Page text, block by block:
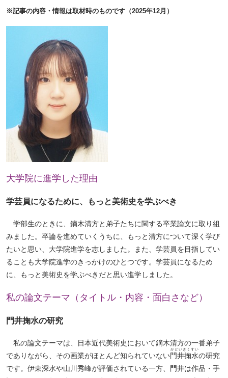
※記事の内容・情報は取材時のものです（2025年12月）
大学院に進学した理由
学芸員になるために、もっと美術史を学ぶべき
学部生のときに、鏑木清方と弟子たちに関する卒業論文に取り組
みました。卒論を進めていくうちに、もっと清方について深く学び
たいと思い、大学院進学を志しました。また、学芸員を目指してい
ることも大学院進学のきっかけのひとつです。学芸員になるため
に、もっと美術史を学ぶべきだと思い進学しました。
私の論文テーマ（タイトル・内容・面白さなど）
門井掬水の研究
私の論文テーマは、日本近代美術史において鏑木清方の一番弟子
でありながら、その画業がほとんど知られていない門井掬水
かどいきくすい
の研究
です。伊東深水や山川秀峰が評価されている一方、門井は作品・手